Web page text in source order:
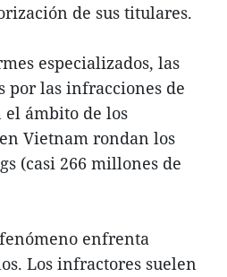
de sus titulares.
especializados, las
por las infracciones de
el ámbito de los
Vietnam rondan los
(casi 266 millones de
enfrenta
Los infractores suelen